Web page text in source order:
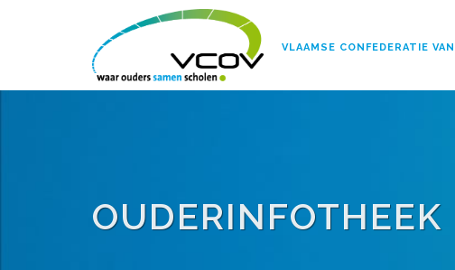
VLAAMSE CONFEDERATIE
OUDERINFOTHEEK